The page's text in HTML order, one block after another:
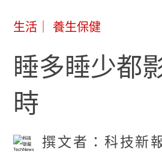
生活｜ 養生保健
睡多睡少都
時
撰文者：科技